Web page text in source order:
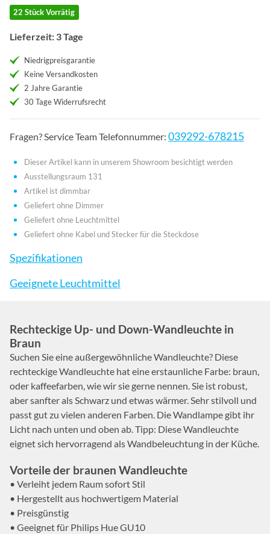
22 Stück Vorrätig
Lieferzeit: 3 Tage
Niedrigpreisgarantie
Keine Versandkosten
2 Jahre Garantie
30 Tage Widerrufsrecht
Fragen? Service Team Telefonnummer: 039292-678215
Dieser Artikel kann in unserem Showroom besichtigt werden
Ausstellungsraum 131
Artikel ist dimmbar
Geliefert ohne Dimmer
Geliefert ohne Leuchtmittel
Geliefert ohne Kabel und Stecker für die Steckdose
Spezifikationen
Geeignete Leuchtmittel
Rechteckige Up- und Down-Wandleuchte in
Braun
Suchen Sie eine außergewöhnliche Wandleuchte? Diese
rechteckige Wandleuchte hat eine erstaunliche Farbe: braun,
oder kaffeefarben, wie wir sie gerne nennen. Sie ist robust,
aber sanfter als Schwarz und etwas wärmer. Sehr stilvoll und
passt gut zu vielen anderen Farben. Die Wandlampe gibt ihr
Licht nach unten und oben ab. Tipp: Diese Wandleuchte
eignet sich hervorragend als Wandbeleuchtung in der Küche.
Vorteile der braunen Wandleuchte
• Verleiht jedem Raum sofort Stil
• Hergestellt aus hochwertigem Material
• Preisgünstig
• Geeignet für Philips Hue GU10